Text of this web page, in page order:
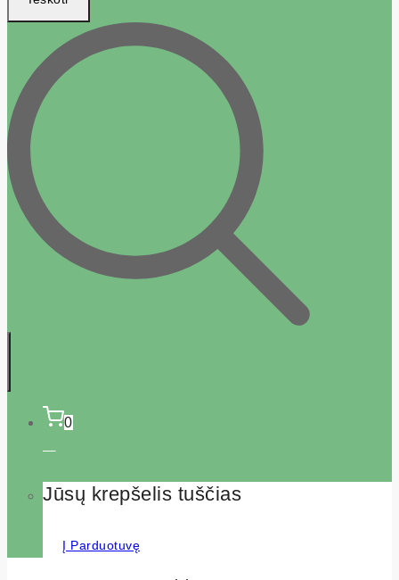
0
Jūsų krepšelis tuščias
Į Parduotuvę